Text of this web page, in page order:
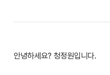
안녕하세요? 청정원입니다.